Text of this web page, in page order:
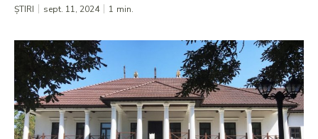
ȘTIRI sept. 11, 2024 1 min.